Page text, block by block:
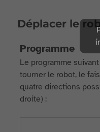
Déplacer le
Programme
Le programme
tourner le robot, le
quatre directions
droite) :